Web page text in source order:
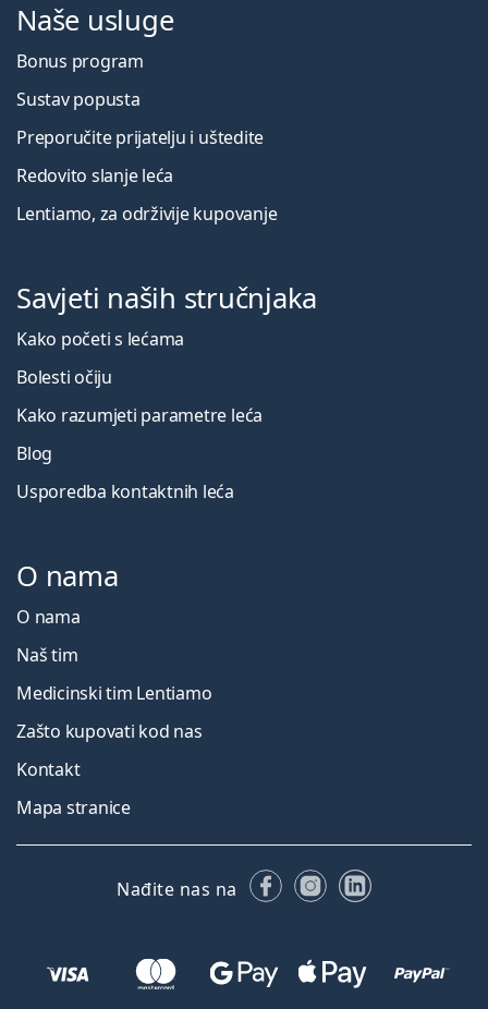
Naše usluge
Bonus program
Sustav popusta
Preporučite prijatelju i uštedite
Redovito slanje leća
Lentiamo, za održivije kupovanje
Savjeti naših stručnjaka
Kako početi s lećama
Bolesti očiju
Kako razumjeti parametre leća
Blog
Usporedba kontaktnih leća
O nama
O nama
Naš tim
Medicinski tim Lentiamo
Zašto kupovati kod nas
Kontakt
Mapa stranice
Nađite nas na FacebookuInstagramu
LinkedIn